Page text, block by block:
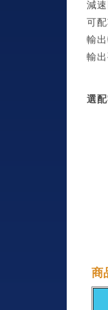
減
可
輸
輸
選
商